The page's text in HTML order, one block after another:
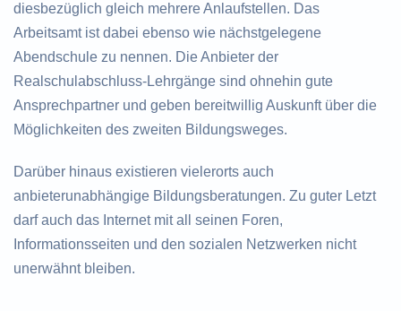
diesbezüglich gleich mehrere Anlaufstellen. Das
Arbeitsamt ist dabei ebenso wie nächstgelegene
Abendschule zu nennen. Die Anbieter der
Realschulabschluss-Lehrgänge sind ohnehin gute
Ansprechpartner und geben bereitwillig Auskunft über die
Möglichkeiten des zweiten Bildungsweges.
Darüber hinaus existieren vielerorts auch
anbieterunabhängige Bildungsberatungen. Zu guter Letzt
darf auch das Internet mit all seinen Foren,
Informationsseiten und den sozialen Netzwerken nicht
unerwähnt bleiben.